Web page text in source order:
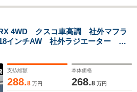
4WD クスコ車高調 社外マフラ
インチAW 社外ラジエーター セ
エアロ
支払総額
288.8 万円
本体価格
268.8 万円